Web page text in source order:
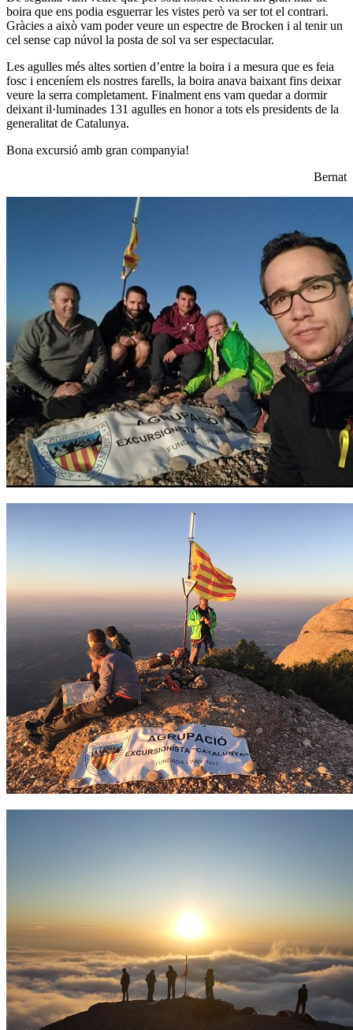
boira que ens podia esguerrar les vistes però va ser tot el contrari.
Gràcies a això vam poder veure un espectre de Brocken i al tenir un
cel sense cap núvol la posta de sol va ser espectacular.
Les agulles més altes sortien d’entre la boira i a mesura que es feia
fosc i enceníem els nostres farells, la boira anava baixant fins deixar
veure la serra completament. Finalment ens vam quedar a dormir
deixant il·luminades 131 agulles en honor a tots els presidents de la
generalitat de Catalunya.
Bona excursió amb gran companyia!
Bernat